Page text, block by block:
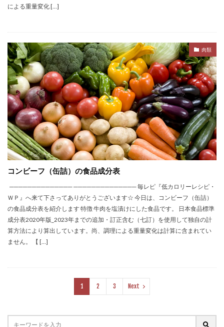
による重量変化 […]
肉類
コンビーフ（缶詰）の食品成分表
────────────── ────────────── 毎レピ『低カロリーレシピ・
ＷＰ』へ来て下さってありがとうございます☆ 今日は、コンビーフ（缶詰）
の食品成分表を紹介します 特徴 牛肉を塩漬けにした食品です。 日本食品標準
成分表2020年版_2023年までの追加・訂正含む（七訂）を使用して独自の計
算方法により算出しています。尚、調理による重量変化は計算に含まれてい
ません。 【 […]
1 2 3 Next